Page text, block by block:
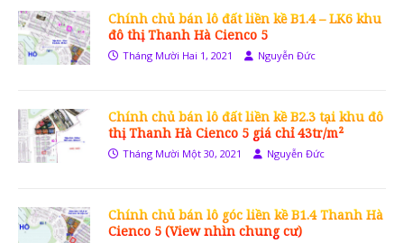
Chính chủ bán lô đất liền kề B1.4 – LK6 khu
đô thị Thanh Hà Cienco 5
Tháng Mười Hai 1, 2021 Nguyễn Đức
Chính chủ bán lô đất liền kề B2.3 tại khu đô
thị Thanh Hà Cienco 5 giá chỉ 43tr/m²
Tháng Mười Một 30, 2021 Nguyễn Đức
Chính chủ bán lô góc liền kề B1.4 Thanh Hà
Cienco 5 (View nhìn chung cư)